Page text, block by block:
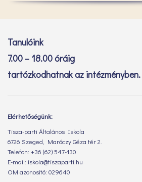
Tanulóink
7.00 – 18.00 óráig
tartózkodhatnak az intézményben.
Elérhetőségünk:
Tisza-parti Általános Iskola
6726 Szeged, Maróczy Géza tér 2.
Telefon: +36 (62) 547-130
E-mail: iskola@tiszaparti.hu
OM azonosító: 029640